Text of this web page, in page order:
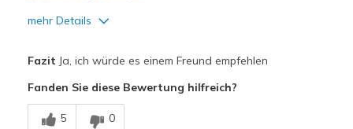
mehr Details
Comfortable
Fazit Ja, ich würde es einem Freund empfehlen
Fanden Sie diese Bewertung hilfreich?
5 0